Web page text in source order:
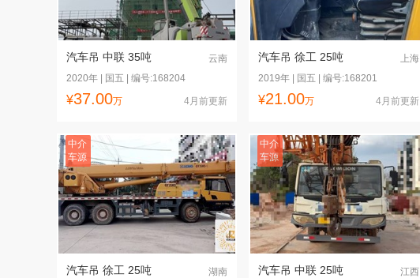
汽车吊 中联 35吨
云南
2020年 | 国五 | 编号:168204
¥37.00万 4月前更新
汽车吊 徐工 25吨
上海
2019年 | 国五 | 编号:168201
¥21.00万 4月前更新
中介
车源
汽车吊 徐工 25吨
湖南
中介
车源
汽车吊 中联 25吨
江西